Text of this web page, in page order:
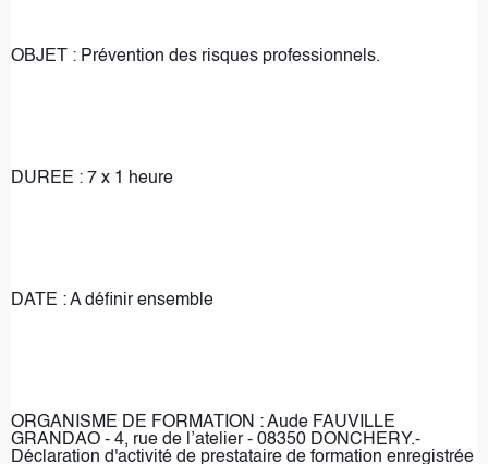
OBJET : Prévention des risques professionnels.
DUREE : 7 x 1 heure
DATE : A définir ensemble
ORGANISME DE FORMATION : Aude FAUVILLE
GRANDAO - 4, rue de l’atelier - 08350 DONCHERY.-
Déclaration d'activité de prestataire de formation enregistrée